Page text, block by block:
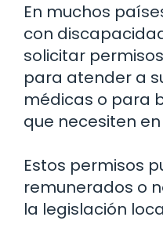
En muchos
con
solicitar
para atender a
médicas o para
que necesiten
Estos permisos
remunerados o
la legislación